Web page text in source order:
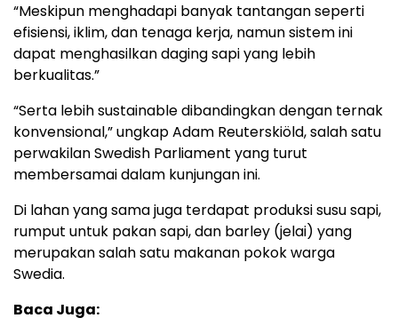
“Meskipun menghadapi banyak tantangan seperti
efisiensi, iklim, dan tenaga kerja, namun sistem ini
dapat menghasilkan daging sapi yang lebih
berkualitas.”
“Serta lebih sustainable dibandingkan dengan ternak
konvensional,” ungkap Adam Reuterskiöld, salah satu
perwakilan Swedish Parliament yang turut
membersamai dalam kunjungan ini.
Di lahan yang sama juga terdapat produksi susu sapi,
rumput untuk pakan sapi, dan barley (jelai) yang
merupakan salah satu makanan pokok warga
Swedia.
Baca Juga: